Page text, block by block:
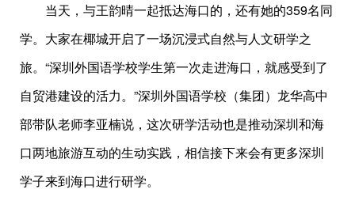
当天，与王韵晴一起抵达海口的，还有她的359名同
学。大家在椰城开启了一场沉浸式自然与人文研学之
旅。“深圳外国语学校学生第一次走进海口，就感受到了
自贸港建设的活力。”深圳外国语学校（集团）龙华高中
部带队老师李亚楠说，这次研学活动也是推动深圳和海
口两地旅游互动的生动实践，相信接下来会有更多深圳
学子来到海口进行研学。